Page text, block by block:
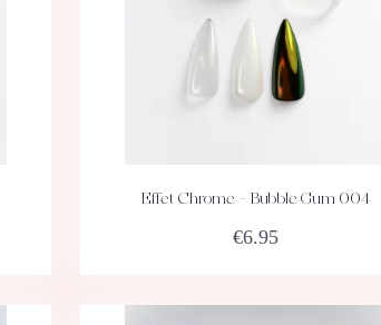
ACHETEZ DÉTAILS
Effet Chrome – Bubble Gum 004
€6.95